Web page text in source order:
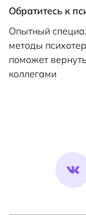
Обратитесь к
Опытный
методы
поможет
коллегами